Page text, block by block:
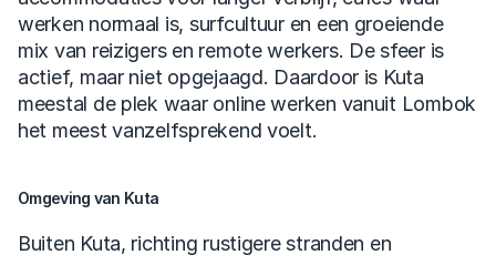
werken normaal is, surfcultuur en een groeiende
mix van reizigers en remote werkers. De sfeer is
actief, maar niet opgejaagd. Daardoor is Kuta
meestal de plek waar online werken vanuit Lombok
het meest vanzelfsprekend voelt.
Omgeving van Kuta
Buiten Kuta, richting rustigere stranden en